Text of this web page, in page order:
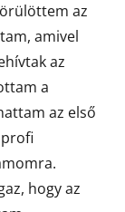
az
amivel
az
a
az első
hogy az